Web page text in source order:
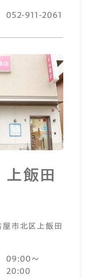
052-911-2061
飯田
市北区上飯田
09:00～
20:00